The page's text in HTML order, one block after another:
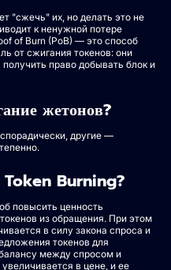
"сжечь" их, но делать это не
к ненужной потере
of Burn (PoB) — это способ
от сжигания токенов: они
право добывать блок и
жетонов?
другие —
Token Burning?
повысить ценность
из обращения. При этом
в силу закона спроса и
токенов для
между спросом и
в цене, и ее